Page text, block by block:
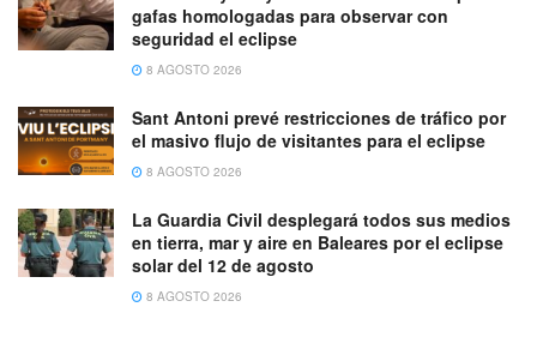
gafas homologadas para observar con
seguridad el eclipse
8 AGOSTO 2026
Sant Antoni prevé restricciones de tráfico por
el masivo flujo de visitantes para el eclipse
8 AGOSTO 2026
La Guardia Civil desplegará todos sus medios
en tierra, mar y aire en Baleares por el eclipse
solar del 12 de agosto
8 AGOSTO 2026